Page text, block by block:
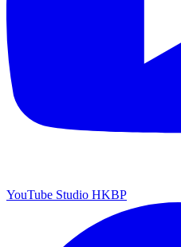
YouTube Studio HKBP